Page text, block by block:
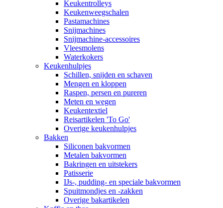
Keukentrolleys
Keukenweegschalen
Pastamachines
Snijmachines
Snijmachine-accessoires
Vleesmolens
Waterkokers
Keukenhulpjes
Schillen, snijden en schaven
Mengen en kloppen
Raspen, persen en pureren
Meten en wegen
Keukentextiel
Reisartikelen 'To Go'
Overige keukenhulpjes
Bakken
Siliconen bakvormen
Metalen bakvormen
Bakringen en uitstekers
Patisserie
IJs-, pudding- en speciale bakvormen
Spuitmondjes en -zakken
Overige bakartikelen